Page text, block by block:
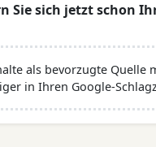
Sie sich jetzt schon
als bevorzugte Quelle
in Ihren Google-